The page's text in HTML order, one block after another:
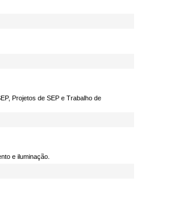
Projetos de SEP e Trabalho de
e iluminação.